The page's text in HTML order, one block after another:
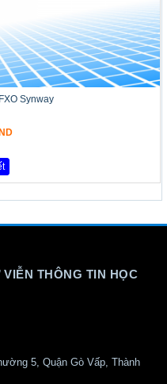
Synway
THÔNG TIN HỌC
5, Quận Gò Vấp, Thành